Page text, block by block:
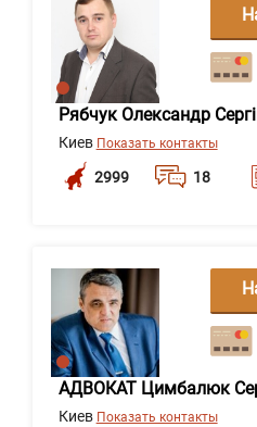
Рябчук Олександр
Киев Показать контакты
2999 18
АДВОКАТ Цимбалюк
Киев Показать контакты